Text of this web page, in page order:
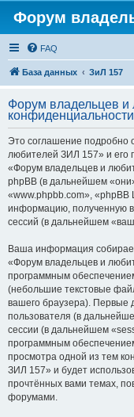
Форум
FAQ
База данных ЗиЛ 157
Форум владельцев
конфиденциальности
Это соглашение подробно
любителей ЗИЛ 157» и
«Форум владельцев и
phpBB (в дальнейшем
«www.phpbb.com», «phpBB
информацию, полученную
сессий (в дальнейшем
Ваша информация
«Форум владельцев и
программным
(небольшие текстовые
вашего браузера). Первые
пользователя (в
сессии (в дальнейшем
программным
просмотра одной из тем
ЗИЛ 157» и будет
прочтённых вами темах,
форумами.